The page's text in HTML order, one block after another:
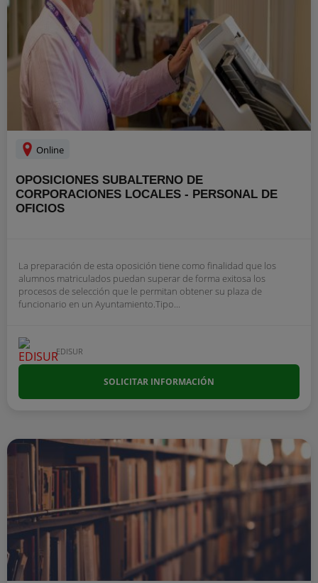
Online
OPOSICIONES SUBALTERNO DE
CORPORACIONES LOCALES - PERSONAL DE
OFICIOS
La preparación de esta oposición tiene como finalidad que los
alumnos matriculados puedan superar de forma exitosa los
procesos de selección que le permitan obtener su plaza de
funcionario en un Ayuntamiento.Tipo...
EDISUR
SOLICITAR INFORMACIÓN